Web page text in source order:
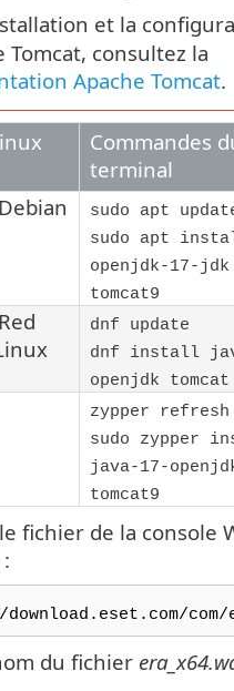
et la
Tomcat, consultez la
Apache Tomcat.
Commandes
terminal
Debian
sudo apt
sudo apt
openjdk-17-jdk
tomcat9
Red
dnf update
dnf install
openjdk tomcat
zypper refresh
sudo zypper
java-17-
tomcat9
fichier de la console
du fichier